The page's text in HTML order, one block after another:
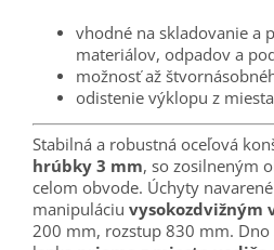
vhodné na skladovanie a
materiálov, odpadov a
možnosť až
odistenie výklopu z
Stabilná a robustná oceľová
hrúbky 3 mm, so zosilneným
celom obvode. Úchyty
manipuláciu vysokozdvižným
200 mm, rozstup 830 mm.